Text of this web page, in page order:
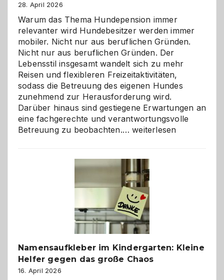
28. April 2026
Warum das Thema Hundepension immer
relevanter wird Hundebesitzer werden immer
mobiler. Nicht nur aus beruflichen Gründen.
Nicht nur aus beruflichen Gründen. Der
Lebensstil insgesamt wandelt sich zu mehr
Reisen und flexibleren Freizeitaktivitäten,
sodass die Betreuung des eigenen Hundes
zunehmend zur Herausforderung wird.
Darüber hinaus sind gestiegene Erwartungen an
eine fachgerechte und verantwortungsvolle
Betreuung zu beobachten.…Betreuung
wann
ist
eine
Hundepension
die
richtige
weiterlesen
Namensaufkleber im Kindergarten: Kleine
Helfer gegen das große Chaos
16. April 2026